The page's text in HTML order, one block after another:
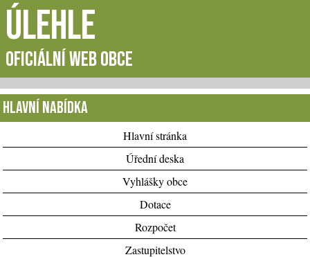
Úlehle
oficiální web obce
Hlavní nabídka
Hlavní stránka
Úřední deska
Vyhlášky obce
Dotace
Rozpočet
Zastupitelstvo